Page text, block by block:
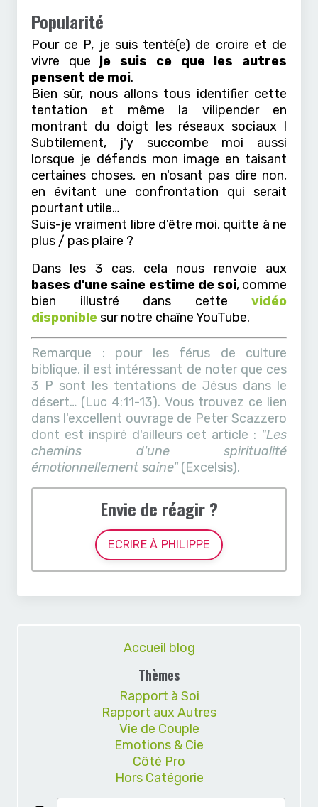
Popularité
Pour ce P, je suis tenté(e) de croire et de
vivre que je suis ce que les autres
pensent de moi.
Bien sûr, nous allons tous identifier cette
tentation et même la vilipender en
montrant du doigt les réseaux sociaux !
Subtilement, j'y succombe moi aussi
lorsque je défends mon image en taisant
certaines choses, en n'osant pas dire non,
en évitant une confrontation qui serait
pourtant utile…
Suis-je vraiment libre d'être moi, quitte à ne
plus / pas plaire ?
Dans les 3 cas, cela nous renvoie aux
bases d'une saine estime de soi, comme
bien illustré dans cette vidéo
disponiblesur notre chaîne YouTube.
Remarque : pour les férus de culture
biblique, il est intéressant de noter que ces
3 P sont les tentations de Jésus dans le
désert… (Luc 4:11-13). Vous trouvez ce lien
dans l'excellent ouvrage de Peter Scazzero
dont est inspiré d'ailleurs cet article : "Les
chemins d'une spiritualité
émotionnellement saine" (Excelsis).
Envie de réagir ?
ECRIRE À PHILIPPE
Accueil blog
Thèmes
Rapport à Soi
Rapport aux Autres
Vie de Couple
Emotions & Cie
Côté Pro
Hors Catégorie